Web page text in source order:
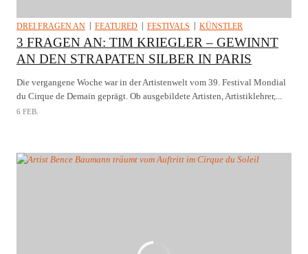
DREI FRAGEN AN FEATURED FESTIVALS KÜNSTLER
3 FRAGEN AN: TIM KRIEGLER – GEWINNT
AN DEN STRAPATEN SILBER IN PARIS
Die vergangene Woche war in der Artistenwelt vom 39. Festival Mondial
du Cirque de Demain geprägt. Ob ausgebildete Artisten, Artistiklehrer,...
6 FEB.